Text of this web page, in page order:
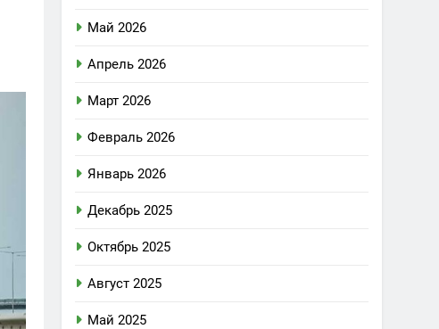
Май 2026
Апрель 2026
Март 2026
Февраль 2026
Январь 2026
Декабрь 2025
Октябрь 2025
Август 2025
Май 2025